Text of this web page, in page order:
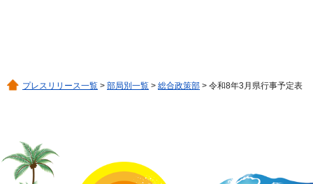
プレスリリース一覧 > 部局別一覧 > 総合政策部 > 令和8年3月県行事予定表